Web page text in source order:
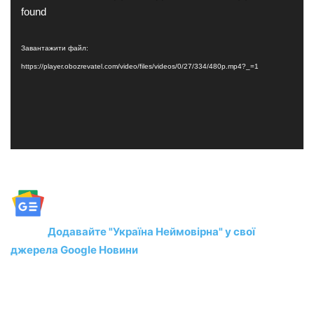
found
Завантажити файл:
https://player.obozrevatel.com/video/files/videos/0/27/334/480p.mp4?_=1
Додавайте "Україна Неймовірна" у свої
джерела Google Новини